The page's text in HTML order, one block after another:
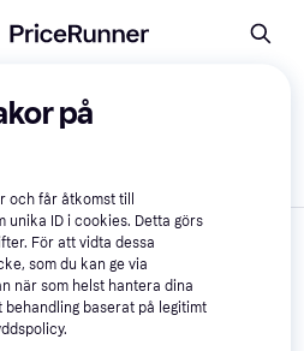
på
och får åtkomst till
unika ID i cookies. Detta görs
För att vidta dessa
som du kan ge via
när som helst hantera dina
baserat på legitimt